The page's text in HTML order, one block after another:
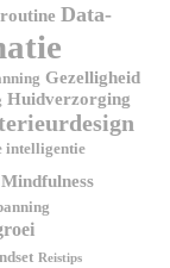
Data-
Gezelligheid
Huidverzorging
intelligentie
Mindfulness
Reistips